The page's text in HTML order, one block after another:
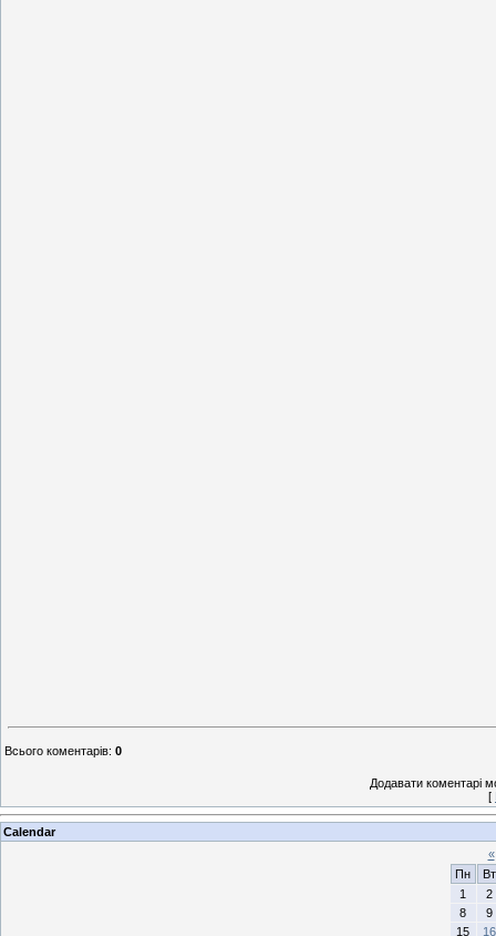
Всього коментарів: 0
Додавати коментарі
[
Calendar
«
Пн
Вт
1
2
8
9
15
16